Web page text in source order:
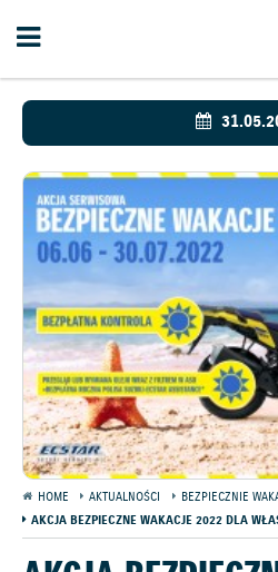
HOME AKTUALNOŚCI
BEZPIECZNIE
AKCJA BEZPIECZNE WAKACJE 2022 DLA